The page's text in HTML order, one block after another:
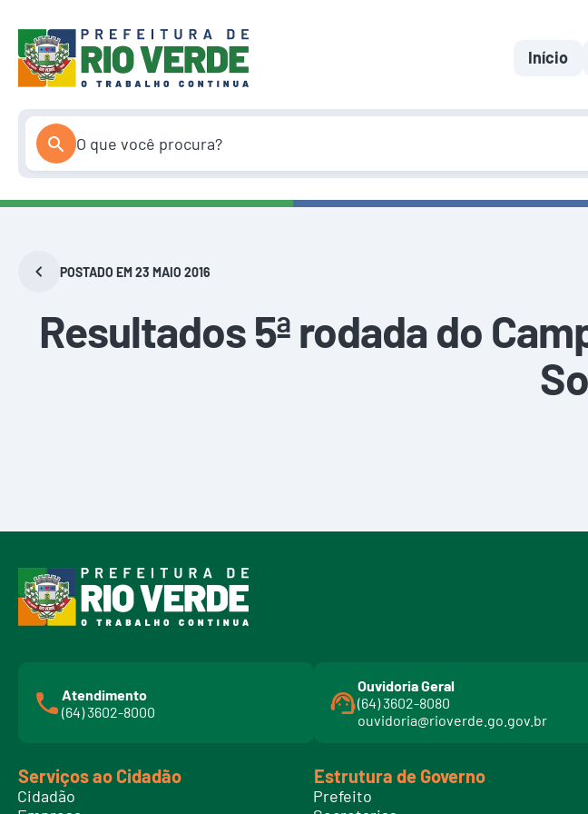
para
conteúdo
Início
POSTADO EM 23 MAIO 2016
Resultados 5ª rodada do
Atendimento
(64) 3602-8000
Ouvidoria Geral
(64) 3602-8080
ouvidoria@rioverde.go.gov.br
Serviços ao Cidadão
Cidadão
Estrutura de Governo
Prefeito